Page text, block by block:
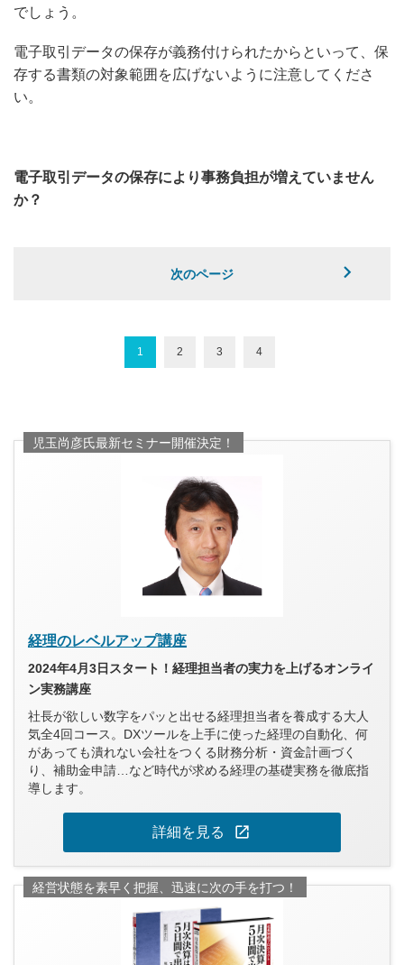
でしょう。
電子取引データの保存が義務付けられたからといって、保
存する書類の対象範囲を広げないように注意してくださ
い。
電子取引データの保存により事務負担が増えていません
か？
次のページ
1 2 3 4
児玉尚彦氏最新セミナー開催決定！
経理のレベルアップ講座
2024年4月3日スタート！経理担当者の実力を上げるオンライ
ン実務講座
社長が欲しい数字をパッと出せる経理担当者を養成する大人
気全4回コース。DXツールを上手に使った経理の自動化、何
があっても潰れない会社をつくる財務分析・資金計画づく
り、補助金申請…など時代が求める経理の基礎実務を徹底指
導します。
詳細を見る open_in_new
経営状態を素早く把握、迅速に次の手を打つ！